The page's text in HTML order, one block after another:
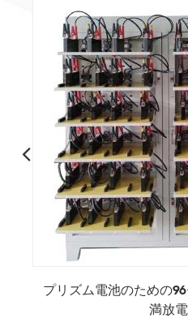
5V 20A 128 チャンネル
テリ容量テ